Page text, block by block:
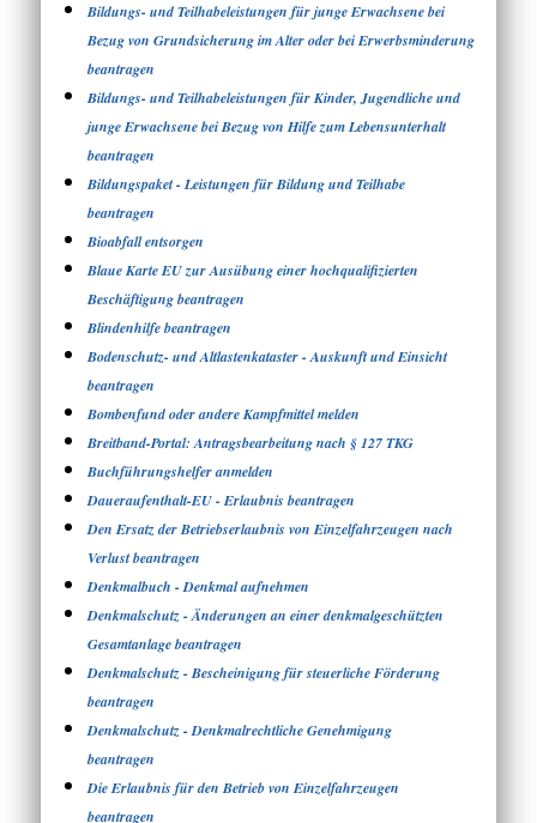
Bildungs- und Teilhabeleistungen für junge Erwachsene bei
Bezug von Grundsicherung im Alter oder bei Erwerbsminderung
beantragen
Bildungs- und Teilhabeleistungen für Kinder, Jugendliche und
junge Erwachsene bei Bezug von Hilfe zum Lebensunterhalt
beantragen
Bildungspaket - Leistungen für Bildung und Teilhabe
beantragen
Bioabfall entsorgen
Blaue Karte EU zur Ausübung einer hochqualifizierten
Beschäftigung beantragen
Blindenhilfe beantragen
Bodenschutz- und Altlastenkataster - Auskunft und Einsicht
beantragen
Bombenfund oder andere Kampfmittel melden
Breitband-Portal: Antragsbearbeitung nach § 127 TKG
Buchführungshelfer anmelden
Daueraufenthalt-EU - Erlaubnis beantragen
Den Ersatz der Betriebserlaubnis von Einzelfahrzeugen nach
Verlust beantragen
Denkmalbuch - Denkmal aufnehmen
Denkmalschutz - Änderungen an einer denkmalgeschützten
Gesamtanlage beantragen
Denkmalschutz - Bescheinigung für steuerliche Förderung
beantragen
Denkmalschutz - Denkmalrechtliche Genehmigung
beantragen
Die Erlaubnis für den Betrieb von Einzelfahrzeugen
beantragen